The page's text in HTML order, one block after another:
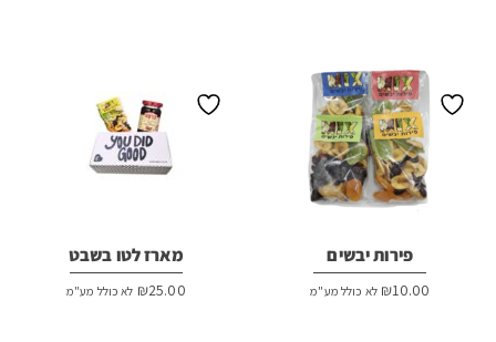
פירות יבשים
₪10.00 לא כולל מע"מ
מארז לטו בשבט
₪25.00 לא כולל מע"מ